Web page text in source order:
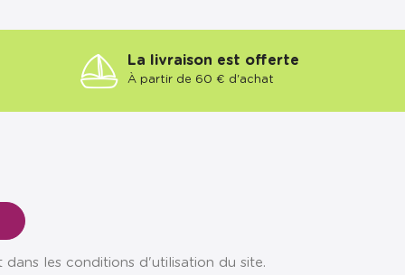
La livraison est offerte
À partir de 60 € d'achat
les conditions d'utilisation du site.